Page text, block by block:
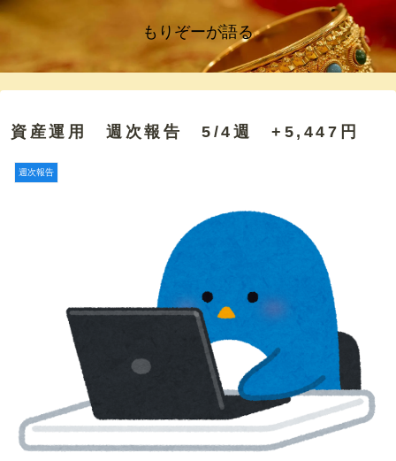
もりぞーが語る
資産運用 週次報告 5/4週 +5,447円
週次報告